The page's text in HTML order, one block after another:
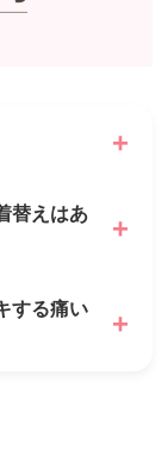
良くなるこ
捻れまで取
、3ヶ月ほど
替えはあ
してご来院
する痛い